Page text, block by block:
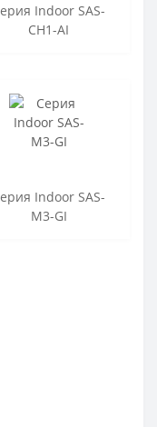
Indoor SAS-
CH1-AI
Indoor SAS-
M3-GI